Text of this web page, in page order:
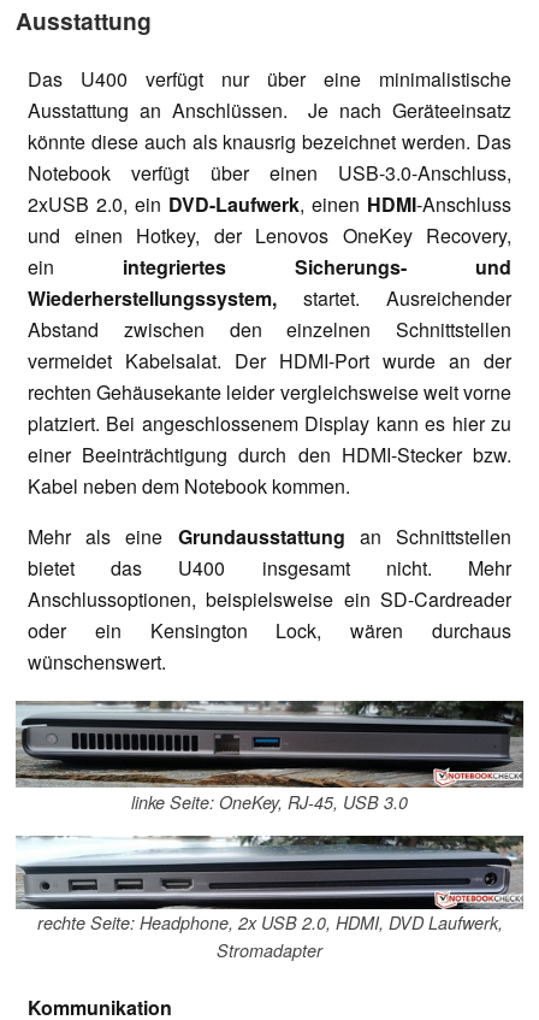
Ausstattung
Das U400 verfügt nur über eine minimalistische
Ausstattung an Anschlüssen. Je nach Geräteeinsatz
könnte diese auch als knausrig bezeichnet werden. Das
Notebook verfügt über einen USB-3.0-Anschluss,
2xUSB 2.0, ein DVD-Laufwerk, einen HDMI-Anschluss
und einen Hotkey, der Lenovos OneKey Recovery,
ein integriertes Sicherungs- und
Wiederherstellungssystem, startet. Ausreichender
Abstand zwischen den einzelnen Schnittstellen
vermeidet Kabelsalat. Der HDMI-Port wurde an der
rechten Gehäusekante leider vergleichsweise weit vorne
platziert. Bei angeschlossenem Display kann es hier zu
einer Beeinträchtigung durch den HDMI-Stecker bzw.
Kabel neben dem Notebook kommen.
Mehr als eine Grundausstattung an Schnittstellen
bietet das U400 insgesamt nicht. Mehr
Anschlussoptionen, beispielsweise ein SD-Cardreader
oder ein Kensington Lock, wären durchaus
wünschenswert.
linke Seite: OneKey, RJ-45, USB 3.0
rechte Seite: Headphone, 2x USB 2.0, HDMI, DVD Laufwerk,
Stromadapter
Kommunikation